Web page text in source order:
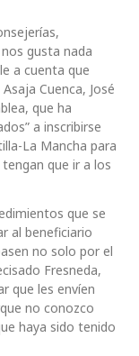
gusta nada
a cuenta que
Cuenca, José
que ha
a inscribirse
La Mancha para
que ir a los
que se
al beneficiario
no solo por el
Fresneda,
que les envíen
no conozco
haya sido tenido